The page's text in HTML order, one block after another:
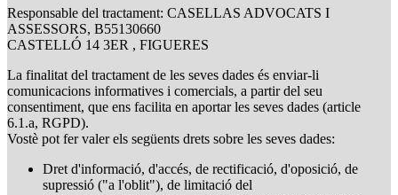
Responsable del tractament: CASELLAS ADVOCATS I
ASSESSORS, B55130660
CASTELLÓ 14 3ER , FIGUERES
La finalitat del tractament de les seves dades és enviar-li
comunicacions informatives i comercials, a partir del seu
consentiment, que ens facilita en aportar les seves dades (article
6.1.a, RGPD).
Vostè pot fer valer els següents drets sobre les seves dades:
Dret d'informació, d'accés, de rectificació, d'oposició, de
supressió ("a l'oblit"), de limitació del